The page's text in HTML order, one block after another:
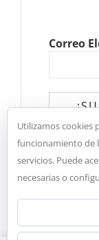
Correo
✓ He
Utilizamos cookies
funcionamiento de
servicios. Puede
necesarias o